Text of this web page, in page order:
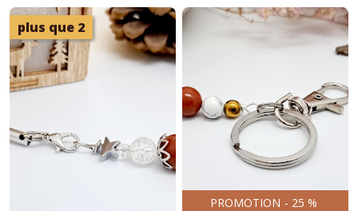
plus que 2
PROMOTION - 25 %